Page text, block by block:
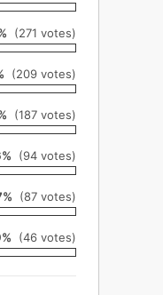
(271 votes)
(209 votes)
(187 votes)
(94 votes)
(87 votes)
(46 votes)